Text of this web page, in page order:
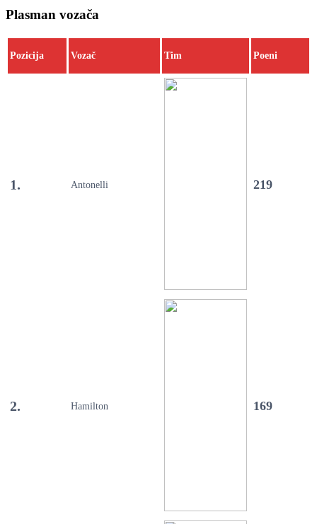
Plasman vozača
Pozicija Vozač Tim Poeni
1. Antonelli 219
2. Hamilton 169